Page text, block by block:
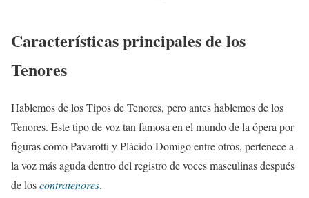
Características principales de los
Tenores
Hablemos de los Tipos de Tenores, pero antes hablemos de los
Tenores. Este tipo de voz tan famosa en el mundo de la ópera por
figuras como Pavarotti y Plácido Domigo entre otros, pertenece a
la voz más aguda dentro del registro de voces masculinas después
de loscontratenores.